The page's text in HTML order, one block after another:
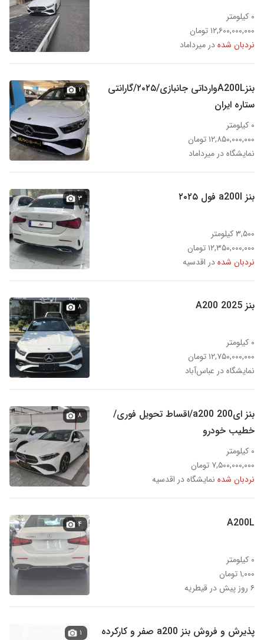
۰ کیلومتر
۱۲,۶۰۰,۰۰۰,۰۰۰ تومان
نردبان شدهدر میرداماد
بنزA200Lوارداتی جانبازی/۲۰۲۵/گارانتی
ستاره ایران
۰ کیلومتر
۱۲,۸۵۰,۰۰۰,۰۰۰ تومان
نمایشگاه در میرداماد
۲
بنز a200l فول ۲۰۲۵
۳,۵۰۰ کیلومتر
۱۲,۳۵۰,۰۰۰,۰۰۰ تومان
نردبان شدهدر اقدسیه
۳
بنز A200 2025
۰ کیلومتر
۱۲,۷۵۰,۰۰۰,۰۰۰ تومان
نمایشگاه در عباس‌آباد
۸
بنز ای200 a200/اقساط تحویل فوری/
خطیب خودرو
۰ کیلومتر
۷,۵۰۰,۰۰۰,۰۰۰ تومان
نردبان شده نمایشگاه در اقدسیه
۸
A200L
۰ کیلومتر
۱,۰۰۰ تومان
۶ روز پیش در قیطریه
۴
پذیرش و فروش بنز a200 صفر و کارکرده ۱